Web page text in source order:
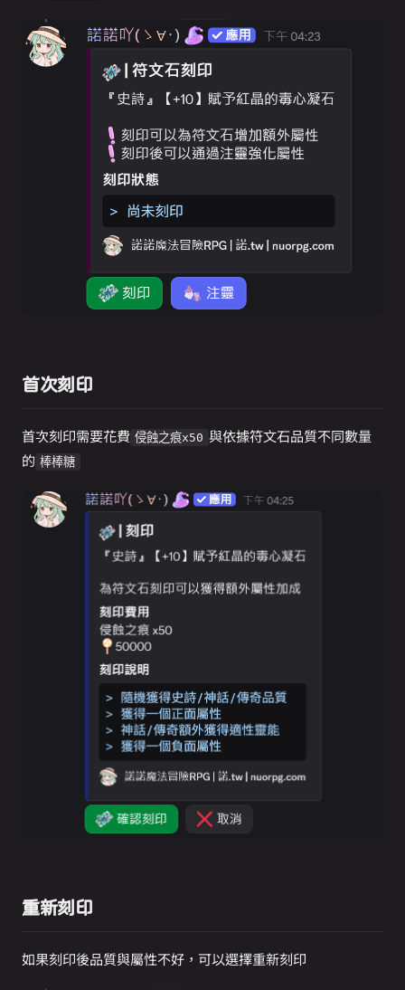
首次刻印
首次刻印需要花費 侵蝕之痕x50 與依據符文石品質不同數量
的 棒棒糖
重新刻印
如果刻印後品質與屬性不好，可以選擇重新刻印